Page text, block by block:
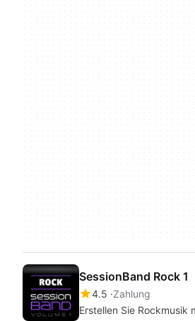
SessionBand Rock 1
4.5 Zahlung
Erstellen Sie Rockmusik